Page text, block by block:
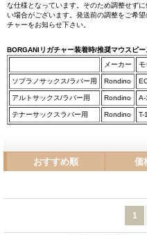
な仕様となっています。そのため調整せず
い場合がございます。発送前の調整をご希
チャーをお知らせ下さい。
BORGANIリガチャー装着時/推奨マウスピ
メーカー
モ
ソプラノサックス/ラバー用 Rondino
アルトサックス/ラバー用 Rondino A-
テナーサックスラバー用 Rondino T-1
おすすめ順 価
1